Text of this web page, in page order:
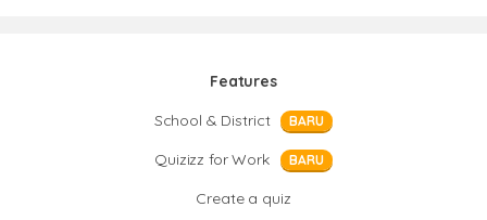
Features
School & District
BARU
Quizizz for Work BARU
Create a quiz